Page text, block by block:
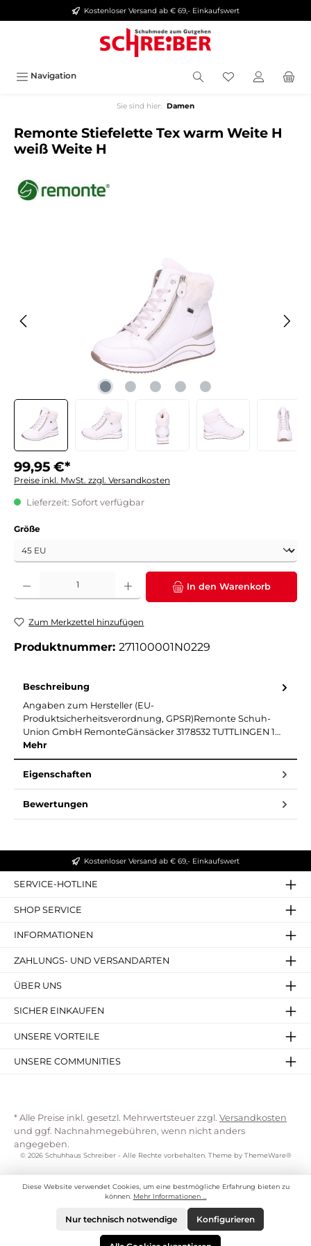
springen Kostenloser Versand ab € 69,- Einkaufswert
Navigation
Sie sind hier: Damen
Remonte Stiefelette Tex warm Weite H
weiß Weite H
99,95 €*
Preise inkl. MwSt. zzgl. Versandkosten
Lieferzeit: Sofort verfügbar
Größeauswählen
Produkt Anzahl: Gib den gewünschten Wert ein oder benutze die Schaltflächen um
In den Warenkorb
Zum Merkzettel hinzufügen
Produktnummer: 271100001N0229
Beschreibung
Angaben zum Hersteller (EU-
Produktsicherheitsverordnung, GPSR)Remonte Schuh-
Union GmbH RemonteGänsäcker 3178532 TUTTLINGEN 1…
Mehr
Eigenschaften
Bewertungen
Kostenloser Versand ab € 69,- Einkaufswert
SERVICE-HOTLINE
SHOP SERVICE
INFORMATIONEN
ZAHLUNGS- UND VERSANDARTEN
ÜBER UNS
SICHER EINKAUFEN
UNSERE VORTEILE
UNSERE COMMUNITIES
* Alle Preise inkl. gesetzl. Mehrwertsteuer zzgl. Versandkosten
und ggf. Nachnahmegebühren, wenn nicht anders
angegeben.
© 2026 Schuhhaus Schreiber - Alle Rechte vorbehalten. Theme by ThemeWare®
Diese Website verwendet Cookies, um eine bestmögliche Erfahrung bieten zu
können. Mehr Informationen ...
Nur technisch notwendige Konfigurieren